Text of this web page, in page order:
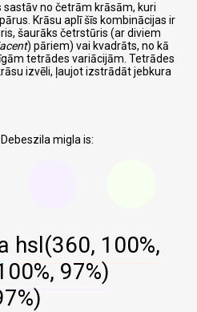
no četrām krāsām, kuri
Krāsu aplī šīs kombinācijas ir
šaurāks četrstūris (ar diviem
) pāriem) vai kvadrāts, no kā
tetrādes variācijām. Tetrādes
izvēli, ļaujot izstrādāt jebkura
migla is:
hsl(360, 100%,
97%)